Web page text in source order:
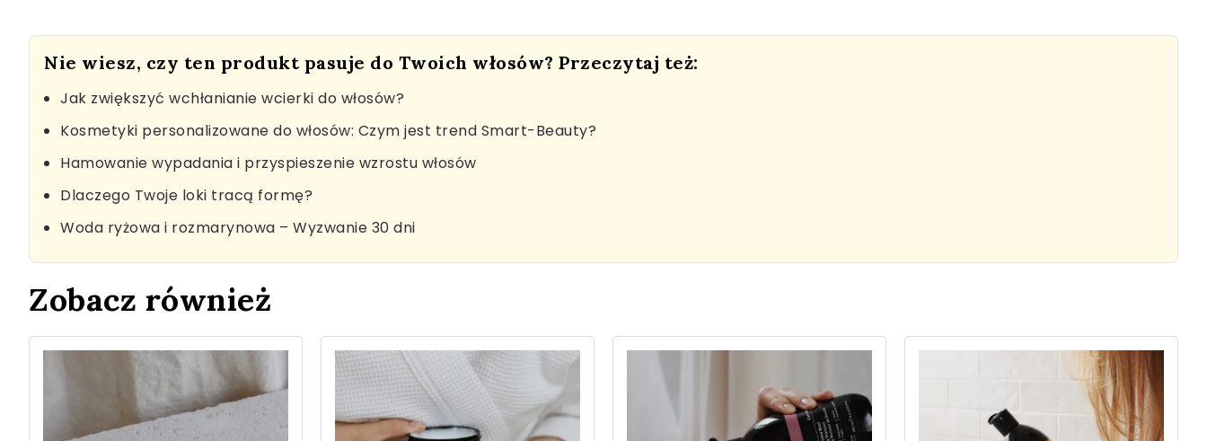
Nie wiesz, czy ten produkt pasuje do Twoich włosów? Przeczytaj też:
Jak zwiększyć wchłanianie wcierki do włosów?
Kosmetyki personalizowane do włosów: Czym jest trend Smart-Beauty?
Hamowanie wypadania i przyspieszenie wzrostu włosów
Dlaczego Twoje loki tracą formę?
Woda ryżowa i rozmarynowa – Wyzwanie 30 dni
Zobacz również